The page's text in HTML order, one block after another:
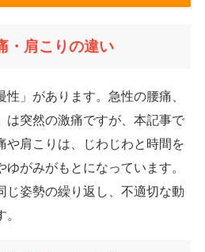
肩こりの違い
」があります。急性の腰痛、
は突然の激痛ですが、本記事で
や肩こりは、じわじわと時間を
がみがもとになっています。
じ姿勢の繰り返し、不適切な動